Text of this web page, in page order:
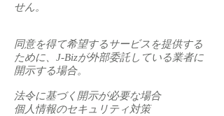
せん。
同意を得て希望するサービスを提供する
ために、J-Bizが外部委託している業者に
開示する場合。
法令に基づく開示が必要な場合
個人情報のセキュリティ対策